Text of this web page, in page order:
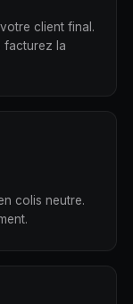
client final.
facturez la
colis neutre.